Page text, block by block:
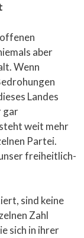
aber
Wenn
Landes
gar
weit mehr
Partei.
freiheitlich-
sind keine
Zahl
sich in ihrer